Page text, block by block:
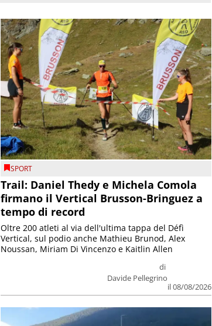
SPORT
Trail: Daniel Thedy e Michela Comola
firmano il Vertical Brusson-Bringuez a
tempo di record
di
Davide Pellegrino
il 08/08/2026
Oltre 200 atleti al via dell'ultima tappa del Défì
Vertical, sul podio anche Mathieu Brunod, Alex
Noussan, Miriam Di Vincenzo e Kaitlin Allen